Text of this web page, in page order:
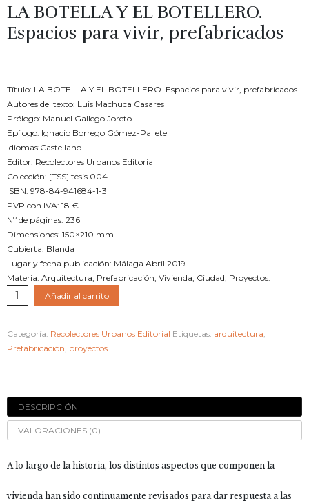
LA BOTELLA Y EL BOTELLERO.
Espacios para vivir, prefabricados
Título: LA BOTELLA Y EL BOTELLERO. Espacios para vivir, prefabricados
Autores del texto: Luis Machuca Casares
Prólogo: Manuel Gallego Joreto
Epílogo: Ignacio Borrego Gómez-Pallete
Idiomas:Castellano
Editor: Recolectores Urbanos Editorial
Colección: [TSS] tesis 004
ISBN: 978-84-941684-1-3
PVP con IVA: 18 €
Nº de páginas: 236
Dimensiones: 150×210 mm
Cubierta: Blanda
Lugar y fecha publicación: Málaga Abril 2019
Materia: Arquitectura, Prefabricación, Vivienda, Ciudad, Proyectos.
LA
BOTELLA
EL
BOTELLERO.
prefabricados
cantidad
Añadir al carrito
Categoría: Recolectores Urbanos Editorial Etiquetas: arquitectura,
Prefabricación, proyectos
DESCRIPCIÓN
VALORACIONES (0)
A lo largo de la historia, los distintos aspectos que componen la
vivienda han sido continuamente revisados para dar respuesta a las